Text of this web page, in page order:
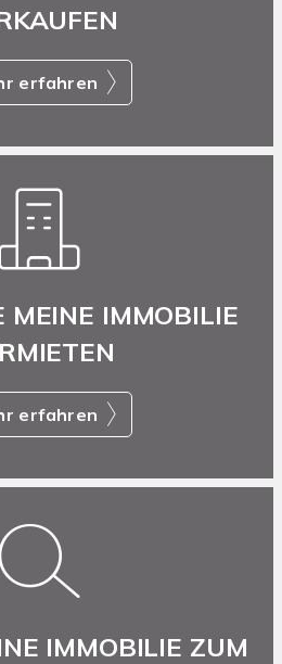
erfahren
MEINE IMMOBILIE
erfahren
IMMOBILIE ZUM